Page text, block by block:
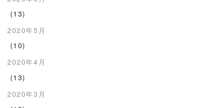
(13)
2020年5月
(10)
2020年4月
(13)
2020年3月